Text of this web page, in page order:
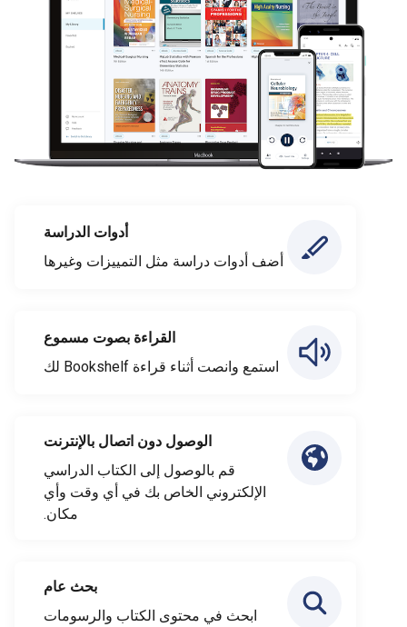
أدوات الدراسة
أضف أدوات دراسة مثل التمييزات وغيرها
القراءة بصوت مسموع
استمع وانصت أثناء قراءة Bookshelf لك
الوصول دون اتصال بالإنترنت
قم بالوصول إلى الكتاب الدراسي
الإلكتروني الخاص بك في أي وقت وأي
مكان.
بحث عام
ابحث في محتوى الكتاب والرسومات